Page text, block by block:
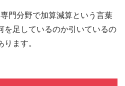
門分野で加算減算という言葉
を足しているのか引いているの
ます。